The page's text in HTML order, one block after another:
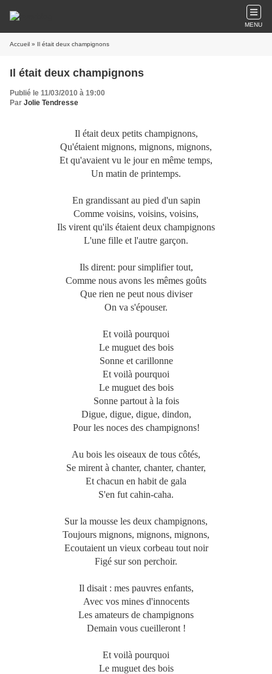
MENU
Accueil » Il était deux champignons
Il était deux champignons
Publié le 11/03/2010 à 19:00
Par Jolie Tendresse
Il était deux petits champignons,
Qu'étaient mignons, mignons, mignons,
Et qu'avaient vu le jour en même temps,
Un matin de printemps.
En grandissant au pied d'un sapin
Comme voisins, voisins, voisins,
Ils virent qu'ils étaient deux champignons
L'une fille et l'autre garçon.
Ils dirent: pour simplifier tout,
Comme nous avons les mêmes goûts
Que rien ne peut nous diviser
On va s'épouser.
Et voilà pourquoi
Le muguet des bois
Sonne et carillonne
Et voilà pourquoi
Le muguet des bois
Sonne partout à la fois
Digue, digue, digue, dindon,
Pour les noces des champignons!
Au bois les oiseaux de tous côtés,
Se mirent à chanter, chanter, chanter,
Et chacun en habit de gala
S'en fut cahin-caha.
Sur la mousse les deux champignons,
Toujours mignons, mignons, mignons,
Ecoutaient un vieux corbeau tout noir
Figé sur son perchoir.
Il disait : mes pauvres enfants,
Avec vos mines d'innocents
Les amateurs de champignons
Demain vous cueilleront !
Et voilà pourquoi
Le muguet des bois